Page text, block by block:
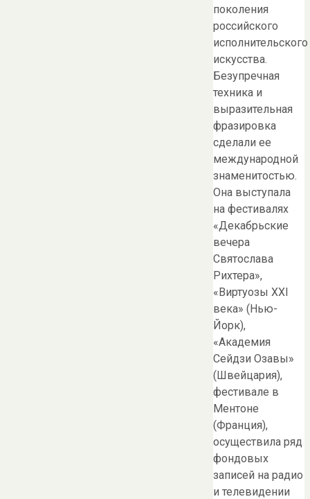
поколения
российского
исполнительского
искусства.
Безупречная
техника и
выразительная
фразировка
сделали ее
международной
знаменитостью.
Она выступала
на фестивалях
«Декабрьские
вечера
Святослава
Рихтера»,
«Виртуозы XXI
века» (Нью-
Йорк),
«Академия
Сейдзи Озавы»
(Швейцария),
фестивале в
Ментоне
(Франция),
осуществила ряд
фондовых
записей на радио
и телевидении